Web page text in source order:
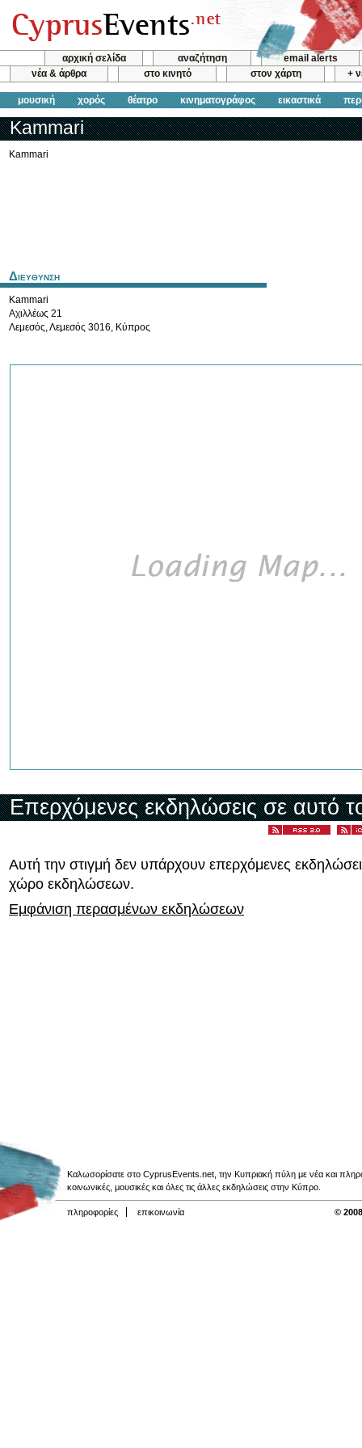
αρχική σελίδα αναζήτηση
email alerts
νέα & άρθρα
στο κινητό στον χάρτη +
μουσική χορός θέατρο κινηματογράφος εικαστικά
Kammari
Kammari
Διευθυνση
Kammari
Αχιλλέως 21
Λεμεσός,Λεμεσός 3016, Κύπρος
Επερχόμενες εκδηλώσεις σε αυτό
Αυτή την στιγμή δεν υπάρχουν επερχόμενες
χώρο εκδηλώσεων.
Εμφάνιση περασμένων εκδηλώσεων
Καλωσορίσατε στο CyprusEvents.net, την Κυπριακή πύλη με νέα και
κοινωνικές, μουσικές και όλες τις άλλες εκδηλώσεις στην Κύπρο.
πληροφορίες επικοινωνία ©